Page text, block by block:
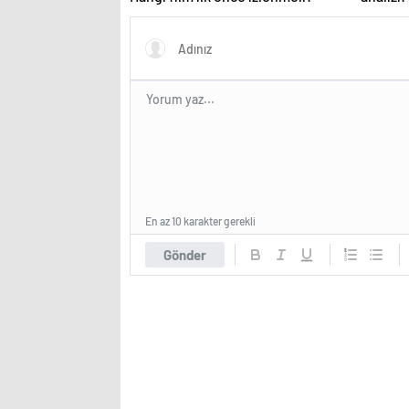
Gönder
En az 10 karakter gerekli